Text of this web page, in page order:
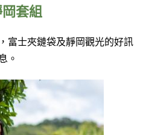
套組
富士夾鏈袋及靜岡觀光的好訊
。